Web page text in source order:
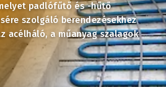
padlófűtő és -hűtő
szolgáló berendezésekhez
acélháló, a műanyag szalagok